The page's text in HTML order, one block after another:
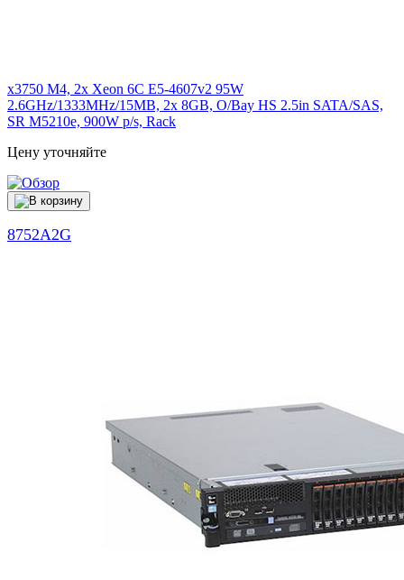
x3750 M4, 2x Xeon 6C E5-4607v2 95W
2.6GHz/1333MHz/15MB, 2x 8GB, O/Bay HS 2.5in SATA/SAS,
SR M5210e, 900W p/s, Rack
Цену уточняйте
8752A2G